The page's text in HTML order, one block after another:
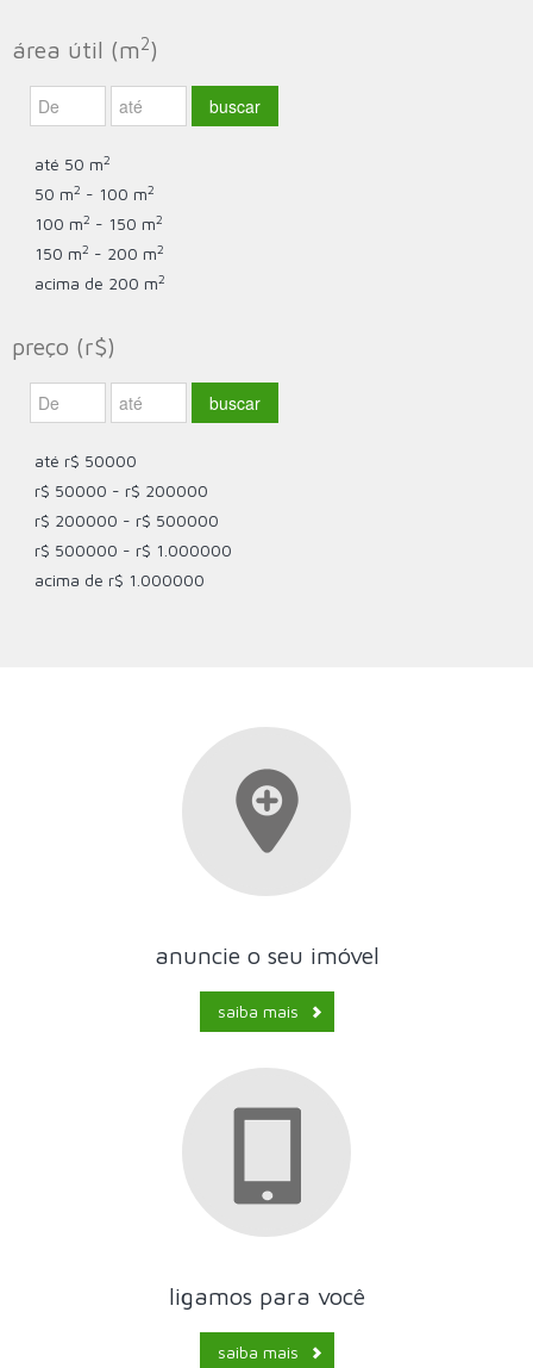
área útil (m2)
até 50 m2
50 m2 - 100 m2
100 m2 - 150 m2
150 m2 - 200 m2
acima de 200 m2
preço (r$)
até r$ 50000
r$ 50000 - r$ 200000
r$ 200000 - r$ 500000
r$ 500000 - r$ 1.000000
acima de r$ 1.000000
anuncie o seu imóvel
saiba mais
ligamos para você
saiba mais